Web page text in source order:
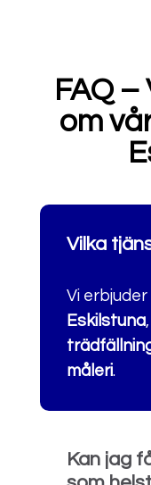
FAQ
om
Vilka
Vi erbjuder
Eskilstuna
måleri.
Kan jag